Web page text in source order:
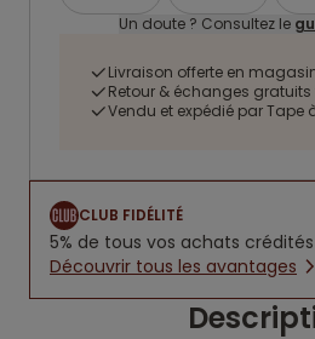
Un doute ? Consultez le
Livraison offerte en
Retour & échanges
Vendu et expédié par Tape
CLUB FIDÉLITÉ
5% de tous vos achats
Découvrir tous les avantages